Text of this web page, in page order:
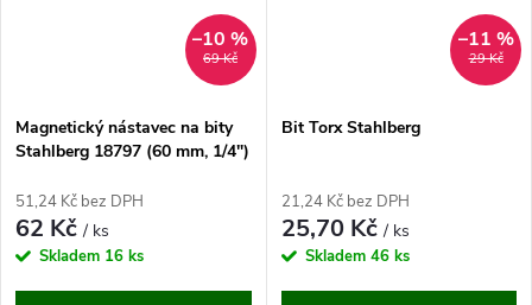
69 Kč
–10 %
Magnetický nástavec na bity
Stahlberg 18797 (60 mm, 1/4")
51,24 Kč bez DPH
62 Kč/ ks
Skladem 16 ks
29 Kč
–11 %
Bit Torx Stahlberg
21,24 Kč bez DPH
25,70 Kč/ ks
Skladem 46 ks